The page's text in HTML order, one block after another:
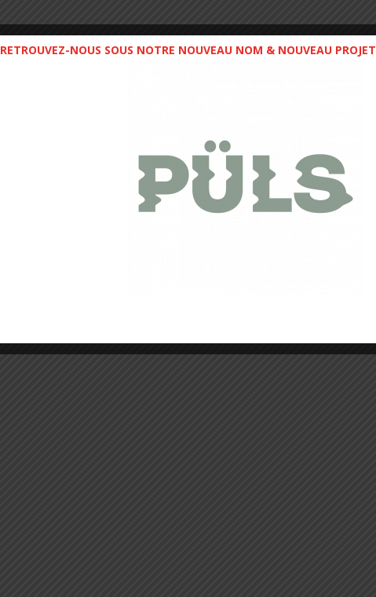
RETROUVEZ-NOUS SOUS NOTRE NOUVEAU NOM & NOUVEAU PROJET